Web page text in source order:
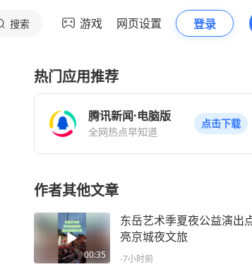
搜索 游戏 网页设置 登录
热门应用推荐
腾讯新闻·电脑版
全网热点早知道
点击下载
作者其他文章
00:35
东岳艺术季夏夜公益演出
亮京城夜文旅
-7小时前